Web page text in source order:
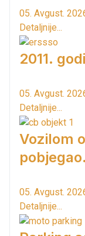
05. Avgust.
Detaljnije...
2011.
05. Avgust.
Detaljnije...
Vozilom
05. Avgust.
Detaljnije...